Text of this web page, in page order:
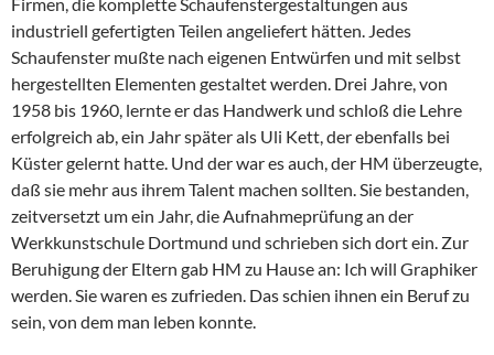
Firmen, die komplette Schaufenstergestaltungen aus
industriell gefertigten Teilen angeliefert hätten. Jedes
Schaufenster mußte nach eigenen Entwürfen und mit selbst
hergestellten Elementen gestaltet werden. Drei Jahre, von
1958 bis 1960, lernte er das Handwerk und schloß die Lehre
erfolgreich ab, ein Jahr später als Uli Kett, der ebenfalls bei
Küster gelernt hatte. Und der war es auch, der HM überzeugte,
daß sie mehr aus ihrem Talent machen sollten. Sie bestanden,
zeitversetzt um ein Jahr, die Aufnahmeprüfung an der
Werkkunstschule Dortmund und schrieben sich dort ein. Zur
Beruhigung der Eltern gab HM zu Hause an: Ich will Graphiker
werden. Sie waren es zufrieden. Das schien ihnen ein Beruf zu
sein, von dem man leben konnte.